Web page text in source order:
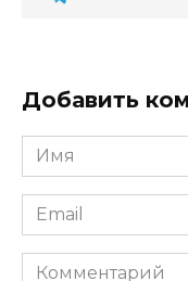
Добавить
Имя
*
Email
*
Комментарий